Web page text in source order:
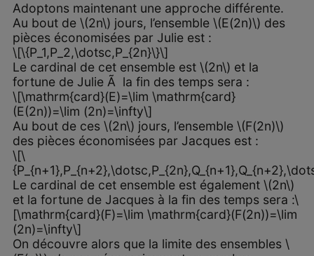
Adoptons maintenant une approche différente.
Au bout de \(2n\) jours, l’ensemble \(E(2n)\) des
pièces économisées par Julie est :
\[\{P_1,P_2,\dotsc,P_{2n}\}\]
Le cardinal de cet ensemble est \(2n\) et la
fortune de Julie Ã la fin des temps sera :
\[\mathrm{card}(E)=\lim \mathrm{card}
(E(2n))=\lim (2n)=\infty\]
Au bout de ces \(2n\) jours, l’ensemble \(F(2n)\)
des pièces économisées par Jacques est :
\[\
Le cardinal de cet ensemble est également \(2n\)
et la fortune de Jacques à la fin des temps sera :\
[\mathrm{card}(F)=\lim \mathrm{card}(F(2n))=\lim
(2n)=\infty\]
On découvre alors que la limite des ensembles \